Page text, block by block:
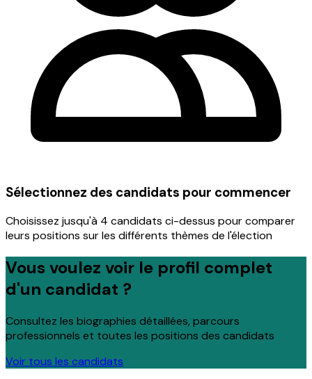
Sélectionnez des candidats pour commencer
Choisissez jusqu'à 4 candidats ci-dessus pour comparer
leurs positions sur les différents thèmes de l'élection
Vous voulez voir le profil complet
d'un candidat ?
Consultez les biographies détaillées, parcours
professionnels et toutes les positions des candidats
Voir tous les candidats